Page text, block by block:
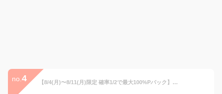
no. 4 【8/4(月)〜8/11(月)限定 確率1/2で最大100%Pバック】京セラ セラブリッド タンブラー セラブリッドタンブラー 350ml（蓋付タイプ）【父の日 保温 保冷 おしゃれ プレゼント】